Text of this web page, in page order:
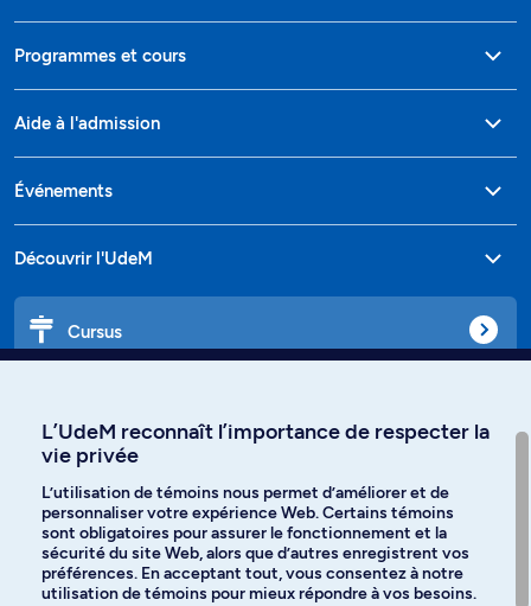
Programmes et cours
Aide à l'admission
Événements
Découvrir l'UdeM
Cursus
Langues
Facebook Instagram
L’UdeM reconnaît l’importance de respecter la
vie privée
L’utilisation de témoins nous permet d’améliorer et de
personnaliser votre expérience Web. Certains témoins
sont obligatoires pour assurer le fonctionnement et la
sécurité du site Web, alors que d’autres enregistrent vos
préférences. En acceptant tout, vous consentez à notre
utilisation de témoins pour mieux répondre à vos besoins.